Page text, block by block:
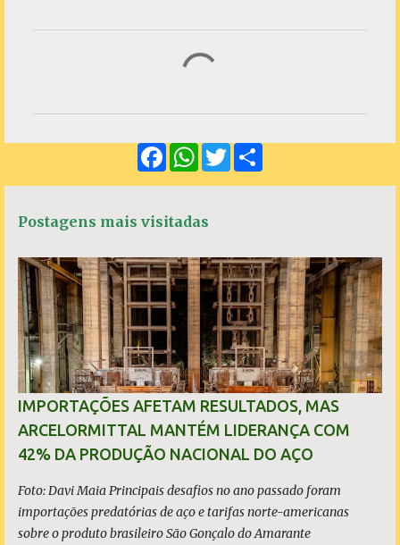
t
i
o
s
F
a
o
W
h
A
T
w
Postagens mais visitadas
IMPORTAÇÕES AFETAM RESULTADOS, MAS
ARCELORMITTAL MANTÉM LIDERANÇA COM
42% DA PRODUÇÃO NACIONAL DO AÇO
Foto: Davi Maia Principais desafios no ano passado foram
importações predatórias de aço e tarifas norte-americanas
sobre o produto brasileiro São Gonçalo do Amarante